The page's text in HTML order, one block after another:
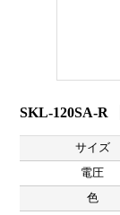
SKL-120SA-R
サイズ
電圧
色